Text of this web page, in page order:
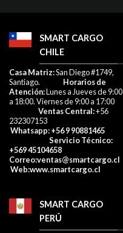
SMART CARGO
CHILE
​Casa Matriz:San Diego #1749,
Santiago. Horarios de
Atención:Lunes a Jueves de 9:00
a 18:00. Viernes de 9:00 a 17:00​
Ventas Central:+56
232307153​
Whatsapp: +56 9 90881465
Servicio Técnico:
+569 45104658
Correo:ventas@smartcargo.cl
Web:www.smartcargo.cl
SMART CARGO
PERÚ